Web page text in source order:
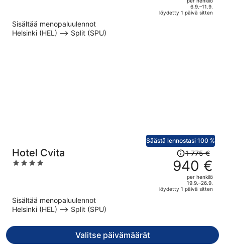
hinta
on
6.9.–11.9.
löydetty 1 päivä sitten
Sisältää menopaluulennot
Helsinki (HEL) –> Split (SPU)
Hotel Cvita
4
Säästä lennostasi 100 %
Hinta
oli
1 775 €,
hinta
on
1 775 €
940 €
per henkilö
19.9.–26.9.
löydetty 1 päivä sitten
Sisältää menopaluulennot
Helsinki (HEL) –> Split (SPU)
Valitse päivämäärät